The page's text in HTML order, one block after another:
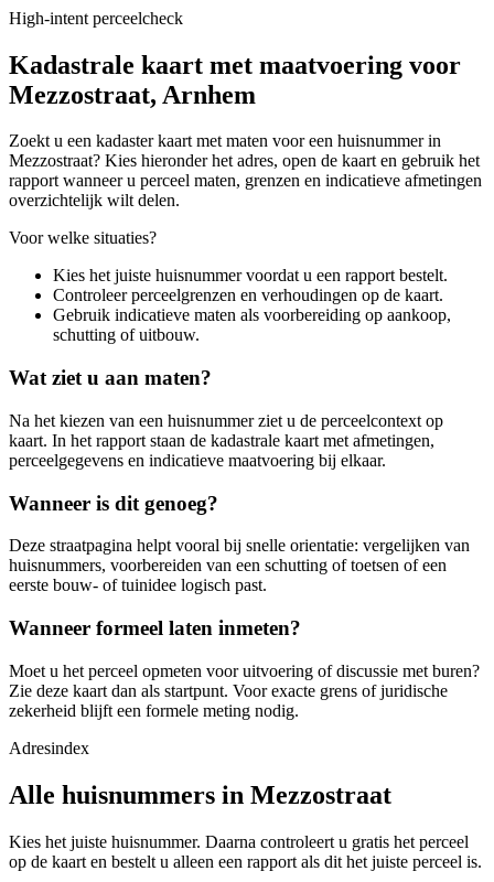
High-intent perceelcheck
Kadastrale kaart met maatvoering voor
Mezzostraat, Arnhem
Zoekt u een kadaster kaart met maten voor een huisnummer in
Mezzostraat? Kies hieronder het adres, open de kaart en gebruik het
rapport wanneer u perceel maten, grenzen en indicatieve afmetingen
overzichtelijk wilt delen.
Voor welke situaties?
Kies het juiste huisnummer voordat u een rapport bestelt.
Controleer perceelgrenzen en verhoudingen op de kaart.
Gebruik indicatieve maten als voorbereiding op aankoop,
schutting of uitbouw.
Wat ziet u aan maten?
Na het kiezen van een huisnummer ziet u de perceelcontext op
kaart. In het rapport staan de kadastrale kaart met afmetingen,
perceelgegevens en indicatieve maatvoering bij elkaar.
Wanneer is dit genoeg?
Deze straatpagina helpt vooral bij snelle orientatie: vergelijken van
huisnummers, voorbereiden van een schutting of toetsen of een
eerste bouw- of tuinidee logisch past.
Wanneer formeel laten inmeten?
Moet u het perceel opmeten voor uitvoering of discussie met buren?
Zie deze kaart dan als startpunt. Voor exacte grens of juridische
zekerheid blijft een formele meting nodig.
Adresindex
Alle huisnummers in Mezzostraat
Kies het juiste huisnummer. Daarna controleert u gratis het perceel
op de kaart en bestelt u alleen een rapport als dit het juiste perceel is.